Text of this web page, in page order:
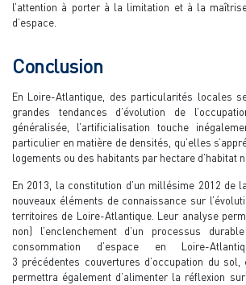
l’attention à porter à la limitation et à la
d’espace.
Conclusion
En Loire-Atlantique, des particularités locales
grandes tendances d’évolution de
généralisée, l’artificialisation touche
particulier en matière de densités, qu’elles
logements ou des habitants par hectare d’habitat
En 2013, la constitution d’un millésime 2012 de
nouveaux éléments de connaissance sur
territoires de Loire-Atlantique. Leur analyse
non) l’enclenchement d’un processus
consommation d’espace en Loire-
3 précédentes couvertures d’occupation du
permettra également d’alimenter la réflexion